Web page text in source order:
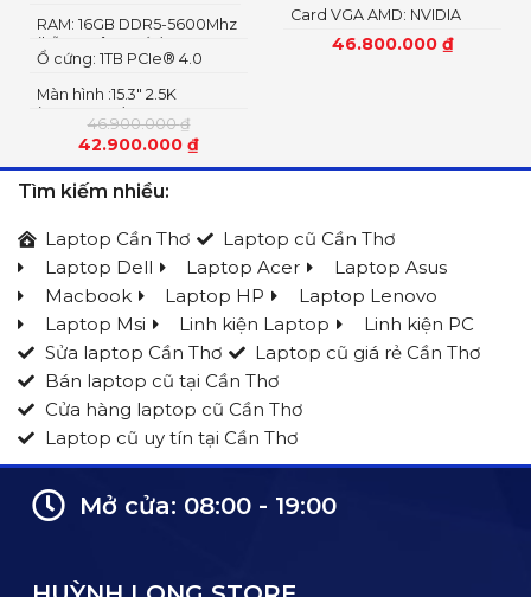
46.900.000₫
42.900.000 ₫
Màn hình :15.3" 2.5K
(2560x1600) OLED
Ổ cứng: 1TB PCIe® 4.0
RAM: 16GB DDR5-5600Mhz
(hỗ trợ nâng cấp)
46.800.000 ₫
Card VGA AMD: NVIDIA
GeForce RTX 5060 8GB
GDDR7 AMD Radeon
Tìm kiếm nhiều:
Laptop Cần Thơ
Laptop cũ Cần Thơ
Laptop Dell
Laptop Acer
Laptop Asus
Macbook
Laptop HP
Laptop Lenovo
Laptop Msi
Linh kiện Laptop
Linh kiện PC
Sửa laptop Cần Thơ
Laptop cũ giá rẻ Cần Thơ
Bán laptop cũ tại Cần Thơ
Cửa hàng laptop cũ Cần Thơ
Laptop cũ uy tín tại Cần Thơ
Mở cửa: 08:00 - 19:00